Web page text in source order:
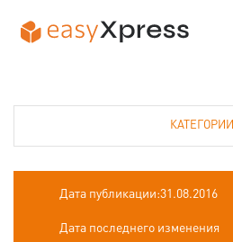
КАТЕГОРИИ
Дата публикации:31.08.2016
Дата последнего изменения